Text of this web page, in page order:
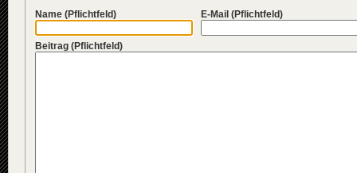
Name (Pflichtfeld) E-Mail (Pflichtfeld)
Beitrag (Pflichtfeld)